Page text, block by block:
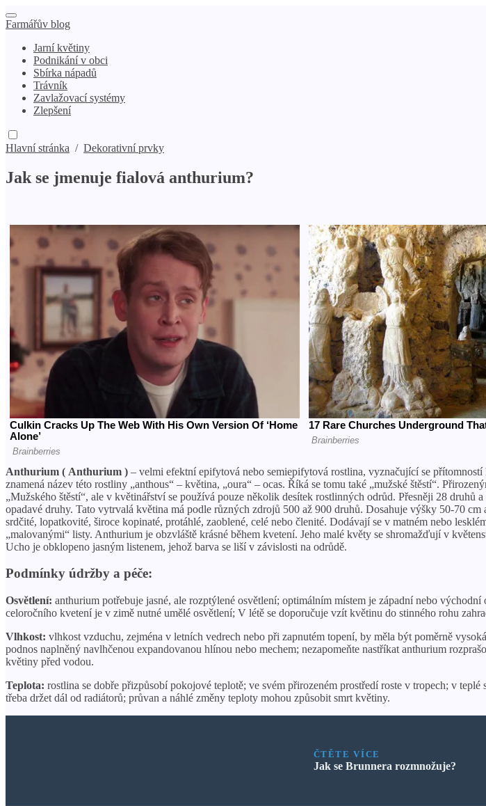
Farmářův blog
Jarní květiny
Podnikání v obci
Sbírka nápadů
Trávník
Zavlažovací systémy
Zlepšení
Hlavní stránka / Dekorativní prvky
Jak se jmenuje fialová anthurium?
Anthurium ( Anthurium ) – velmi efektní epifytová nebo semiepifytová rostlina, vyznačující se
znamená název této rostliny „anthous“ – květina, „oura“ – ocas. Říká se tomu také „mužské štěstí“.
„Mužského štěstí“, ale v květinářství se používá pouze několik desítek rostlinných odrůd. Přesněji 28
opadavé druhy. Tato vytrvalá květina má podle různých zdrojů 500 až 900 druhů. Dosahuje výšky 50-70
srdčité, lopatkovité, široce kopinaté, protáhlé, zaoblené, celé nebo členité. Dodávají se v matném nebo
„malovanými“ listy. Anthurium je obzvláště krásné během kvetení. Jeho malé květy se shromažďují v
Ucho je obklopeno jasným listenem, jehož barva se liší v závislosti na odrůdě.
Podmínky údržby a péče:
Osvětlení: anthurium potřebuje jasné, ale rozptýlené osvětlení; optimálním místem je západní nebo
celoročního kvetení je v zimě nutné umělé osvětlení; V létě se doporučuje vzít květinu do stinného rohu
Vlhkost: vlhkost vzduchu, zejména v letních vedrech nebo při zapnutém topení, by měla být poměrně
podnos naplněný navlhčenou expandovanou hlínou nebo mechem; nezapomeňte nastříkat anthurium
květiny před vodou.
Teplota: rostlina se dobře přizpůsobí pokojové teplotě; ve svém přirozeném prostředí roste v tropech; v
třeba držet dál od radiátorů; průvan a náhlé změny teploty mohou způsobit smrt květiny.
ČTĚTE VÍCE
Jak se Brunnera rozmnožuje?